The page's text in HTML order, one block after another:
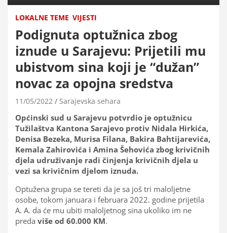
LOKALNE TEME VIJESTI
Podignuta optužnica zbog
iznude u Sarajevu: Prijetili mu
ubistvom sina koji je “dužan”
novac za opojna sredstva
11/05/2022 Sarajevska sehara
Općinski sud u Sarajevu potvrdio je optužnicu
Tužilaštva Kantona Sarajevo protiv Nidala Hirkića,
Denisa Bezeka, Murisa Filana, Bakira Bahtijarevića,
Kemala Zahirovića i Amina Šehovića zbog krivičnih
djela udruživanje radi činjenja krivičnih djela u
vezi sa krivičnim djelom iznuda.
Optužena grupa se tereti da je sa još tri maloljetne
osobe, tokom januara i februara 2022. godine prijetila
A. A. da će mu ubiti maloljetnog sina ukoliko im ne
preda više od 60.000 KM.